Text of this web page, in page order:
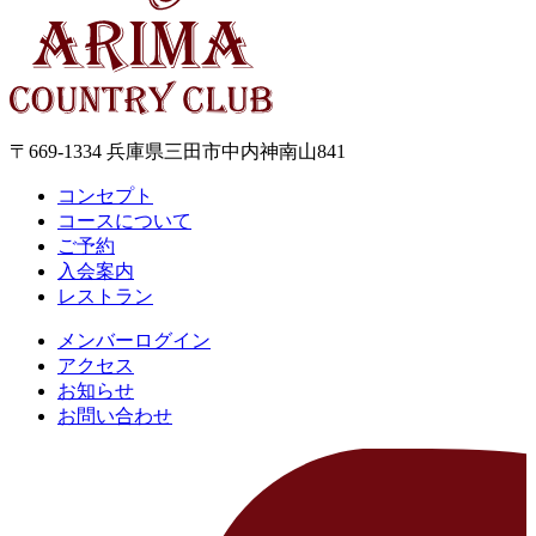
〒669-1334 兵庫県三田市中内神南山841
コンセプト
コースについて
ご予約
入会案内
レストラン
メンバーログイン
アクセス
お知らせ
お問い合わせ